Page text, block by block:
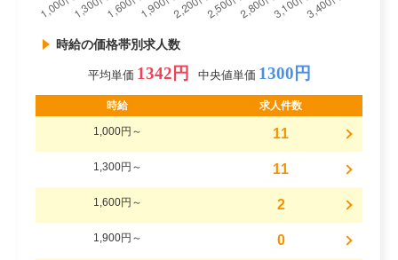
時給の価格帯別求人数
平均単価 1342円 中央値単価 1300円
時給 求人件数
1,000円～ 11
1,300円～ 11
1,600円～ 2
1,900円～ 0